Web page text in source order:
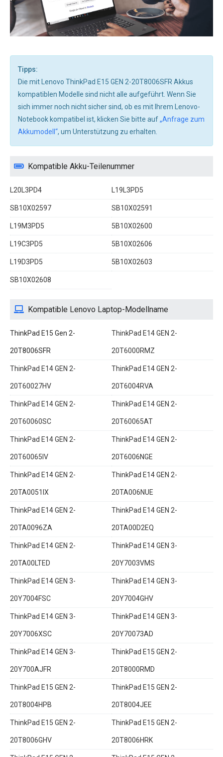
Tipps:
Die mit Lenovo ThinkPad E15 GEN 2-20T8006SFR Akkus
kompatiblen Modelle sind nicht alle aufgeführt. Wenn Sie
sich immer noch nicht sicher sind, ob es mit Ihrem Lenovo-
Notebook kompatibel ist, klicken Sie bitte auf„Anfrage zum
Akkumodell“, um Unterstützung zu erhalten.
Kompatible Akku-Teilenummer
L20L3PD4 L19L3PD5
SB10X02597 SB10X02591
L19M3PD5 5B10X02600
L19C3PD5 5B10X02606
L19D3PD5 5B10X02603
SB10X02608
Kompatible Lenovo Laptop-Modellname
ThinkPad E15 Gen 2-
20T8006SFR
ThinkPad E14 GEN 2-
20T6000RMZ
ThinkPad E14 GEN 2-
20T60027HV
ThinkPad E14 GEN 2-
20T6004RVA
ThinkPad E14 GEN 2-
20T60060SC
ThinkPad E14 GEN 2-
20T60065AT
ThinkPad E14 GEN 2-
20T60065IV
ThinkPad E14 GEN 2-
20T6006NGE
ThinkPad E14 GEN 2-
20TA0051IX
ThinkPad E14 GEN 2-
20TA006NUE
ThinkPad E14 GEN 2-
20TA0096ZA
ThinkPad E14 GEN 2-
20TA00D2EQ
ThinkPad E14 GEN 2-
20TA00LTED
ThinkPad E14 GEN 3-
20Y7003VMS
ThinkPad E14 GEN 3-
20Y7004FSC
ThinkPad E14 GEN 3-
20Y7004GHV
ThinkPad E14 GEN 3-
20Y7006XSC
ThinkPad E14 GEN 3-
20Y70073AD
ThinkPad E14 GEN 3-
20Y700AJFR
ThinkPad E15 GEN 2-
20T8000RMD
ThinkPad E15 GEN 2-
20T8004HPB
ThinkPad E15 GEN 2-
20T8004JEE
ThinkPad E15 GEN 2-
20T8006GHV
ThinkPad E15 GEN 2-
20T8006HRK